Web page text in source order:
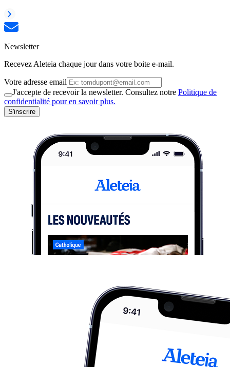
Newsletter
Recevez Aleteia chaque jour dans votre boite e-mail.
Votre adresse email
J'accepte de recevoir la newsletter. Consultez notre Politique de
confidentialité pour en savoir plus.
S'inscrire